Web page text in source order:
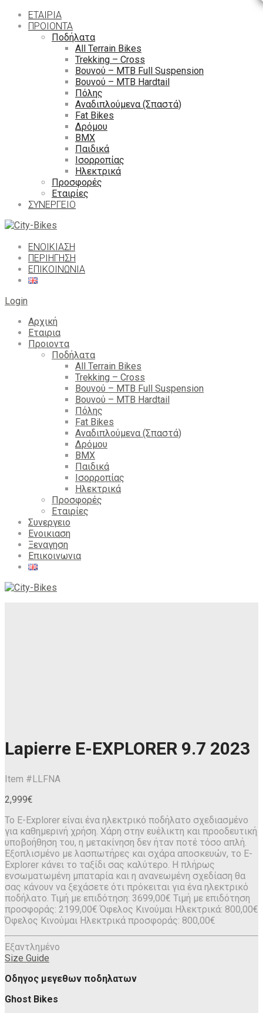
ΕΤΑΙΡΙΑ
ΠΡΟΙΟΝΤΑ
Ποδήλατα
All Terrain Bikes
Trekking – Cross
Βουνού – MTB Full Suspension
Βουνού – MTB Hardtail
Πόλης
Αναδιπλούμενα (Σπαστά)
Fat Bikes
Δρόμου
ΒΜΧ
Παιδικά
Ισορροπίας
Ηλεκτρικά
Προσφορές
Εταιρίες
ΣΥΝΕΡΓΕΙΟ
ΕΝΟΙΚΙΑΣΗ
ΠΕΡΙΉΓΗΣΗ
ΕΠΙΚΟΙΝΩΝΙΑ
Login
Αρχική
Εταιρια
Προιοντα
Ποδήλατα
All Terrain Bikes
Trekking – Cross
Βουνού – MTB Full Suspension
Βουνού – MTB Hardtail
Πόλης
Fat Bikes
Αναδιπλούμενα (Σπαστά)
Δρόμου
BMX
Παιδικά
Ισορροπίας
Ηλεκτρικά
Προσφορές
Εταιρίες
Συνεργειο
Ενοικιαση
Ξεναγηση
Επικοινωνια
Lapierre E-EXPLORER 9.7 2023
Item #LLFNA
2,999€
Το E-Explorer είναι ένα ηλεκτρικό ποδήλατο σχεδιασμένο
για καθημερινή χρήση. Χάρη στην ευέλικτη και προοδευτική
υποβοήθηση του, η μετακίνηση δεν ήταν ποτέ τόσο απλή.
Εξοπλισμένο με λασπωτήρες και σχάρα αποσκευών, το E-
Explorer κάνει το ταξίδι σας καλύτερο. Η πλήρως
ενσωματωμένη μπαταρία και η ανανεωμένη σχεδίαση θα
σας κάνουν να ξεχάσετε ότι πρόκειται για ένα ηλεκτρικό
ποδήλατο. Τιμή με επιδότηση: 3699,00€ Τιμή με επιδότηση
προσφοράς: 2199,00€ Όφελος Κινούμαι Ηλεκτρικά: 800,00€
Όφελος Κινούμαι Ηλεκτρικά προσφοράς: 800,00€
Εξαντλημένο
Size Guide
Οδηγος μεγεθων ποδηλατων
Ghost Bikes